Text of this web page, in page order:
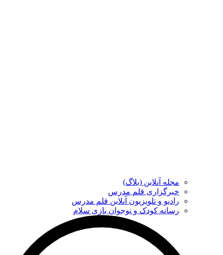
مجله آنلاین (بلاگ)
خبرگزاری قلم مدرس
رادیو و تلویزیون آنلاین قلم مدرس
رسانه کودک و نوجوان بازی سلام